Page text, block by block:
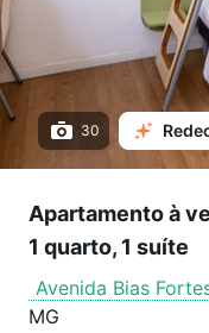
30
Apartamento à
1 quarto, 1 suíte
Avenida Bias
MG